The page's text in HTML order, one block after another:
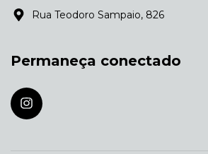
Rua Teodoro Sampaio, 826
Permaneça conectado